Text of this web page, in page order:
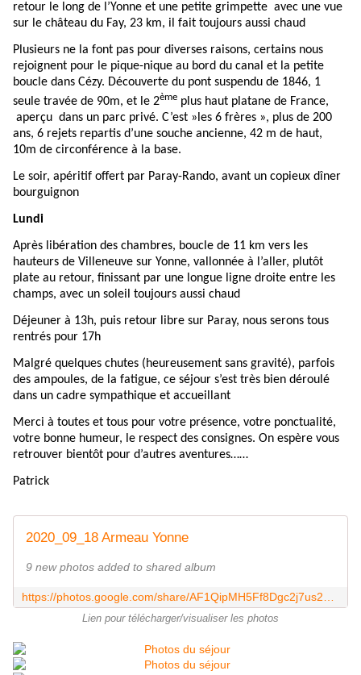
retour le long de l’Yonne et une petite grimpette avec une vue
sur le château du Fay, 23 km, il fait toujours aussi chaud
Plusieurs ne la font pas pour diverses raisons, certains nous
rejoignent pour le pique-nique au bord du canal et la petite
boucle dans Cézy. Découverte du pont suspendu de 1846, 1
seule travée de 90m, et le 2ème plus haut platane de France,
aperçu dans un parc privé. C’est »les 6 frères », plus de 200
ans, 6 rejets repartis d’une souche ancienne, 42 m de haut,
10m de circonférence à la base.
Le soir, apéritif offert par Paray-Rando, avant un copieux dîner
bourguignon
Lundi
Après libération des chambres, boucle de 11 km vers les
hauteurs de Villeneuve sur Yonne, vallonnée à l’aller, plutôt
plate au retour, finissant par une longue ligne droite entre les
champs, avec un soleil toujours aussi chaud
Déjeuner à 13h, puis retour libre sur Paray, nous serons tous
rentrés pour 17h
Malgré quelques chutes (heureusement sans gravité), parfois
des ampoules, de la fatigue, ce séjour s’est très bien déroulé
dans un cadre sympathique et accueillant
Merci à toutes et tous pour votre présence, votre ponctualité,
votre bonne humeur, le respect des consignes. On espère vous
retrouver bientôt pour d’autres aventures……
Patrick
2020_09_18 Armeau Yonne
9 new photos added to shared album
Lien pour télécharger/visualiser les photos